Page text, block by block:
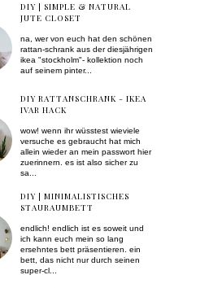
DIY | SIMPLE & NATURAL
JUTE CLOSET
na, wer von euch hat den schönen
rattan-schrank aus der diesjährigen
ikea "stockholm"- kollektion noch
auf seinem pinter...
DIY RATTANSCHRANK - IKEA
IVAR HACK
wow! wenn ihr wüsstest wieviele
versuche es gebraucht hat mich
allein wieder an mein passwort hier
zuerinnern. es ist also sicher zu
sa...
DIY | MINIMALISTISCHES
STAURAUMBETT
endlich! endlich ist es soweit und
ich kann euch mein so lang
ersehntes bett präsentieren. ein
bett, das nicht nur durch seinen
super-cl...